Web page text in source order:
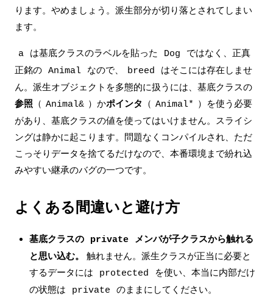
ります。やめましょう。派生部分が切り落とされてしまい
ます。
a は基底クラスのラベルを貼った Dog
ではなく、正真
正銘の Animal なので、 breed
はそこには存在しませ
ん。派生オブジェクトを多態的に扱うには、基底クラスの
参照 （ Animal& ）かポインタ （ Animal* ）を使う必要
があり、基底クラスの値を使ってはいけません。スライシ
ングは静かに起こります。問題なくコンパイルされ、ただ
こっそりデータを捨てるだけなので、本番環境まで紛れ込
みやすい継承のバグの一つです。
よくある間違いと避け方
基底クラスの private
メンバが子クラスから触れる
と思い込む。
触れません。派生クラスが正当に必要と
するデータには
protected
を使い、本当に内部だけ
の状態は
private
のままにしてください。